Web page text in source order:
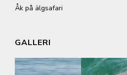
Åk på älgsafari
GALLERI